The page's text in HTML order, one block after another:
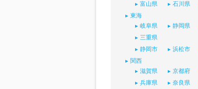
富山県
石川県
東海
岐阜県
静岡県
三重県
静岡市
浜松市
関西
滋賀県
京都府
兵庫県
奈良県